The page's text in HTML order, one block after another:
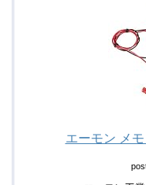
エーモン メ